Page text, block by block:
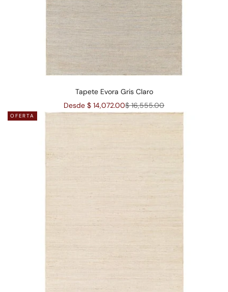
Tapete Evora Gris Claro
Precio de oferta
Desde $ 14,072.00Precio normal
$ 16,555.00
OFERTA